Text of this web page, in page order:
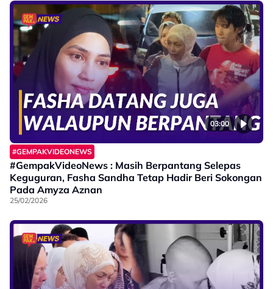
03:00
#GEMPAKVIDEONEWS
#GempakVideoNews : Masih Berpantang Selepas
Keguguran, Fasha Sandha Tetap Hadir Beri Sokongan
Pada Amyza Aznan
25/02/2026